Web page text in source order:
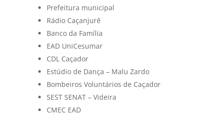
Prefeitura municipal
Rádio Caçanjurê
Banco da Família
EAD UniCesumar
CDL Caçador
Estúdio de Dança – Malu Zardo
Bombeiros Voluntários de Caçador
SEST SENAT – Videira
CMEC EAD